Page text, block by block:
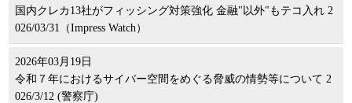
国内クレカ13社がフィッシング対策強化 金融"以外"もテコ入れ 2
026/03/31（Impress Watch）
2026年03月19日
令和７年におけるサイバー空間をめぐる脅威の情勢等について 2
026/3/12 (警察庁)